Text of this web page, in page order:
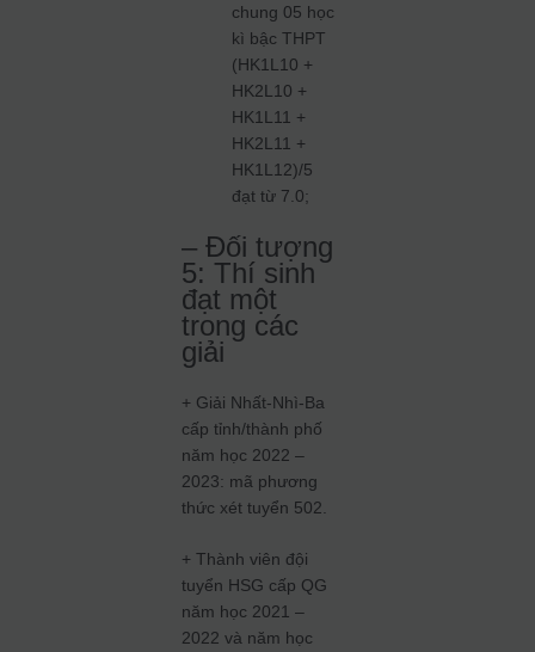
chung 05 học
kì bậc THPT
(HK1L10 +
HK2L10 +
HK1L11 +
HK2L11 +
HK1L12)/5
đạt từ 7.0;
– Đối tượng
5: Thí sinh
đạt một
trong các
giải
+ Giải Nhất-Nhì-Ba
cấp tỉnh/thành phố
năm học 2022 –
2023: mã phương
thức xét tuyển 502.
+ Thành viên đội
tuyển HSG cấp QG
năm học 2021 –
2022 và năm học